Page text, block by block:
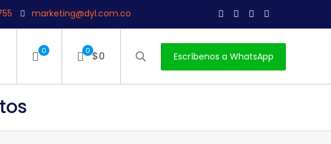
marketing@dyl.com.co
0 0 $0 Escríbenos a WhatsApp